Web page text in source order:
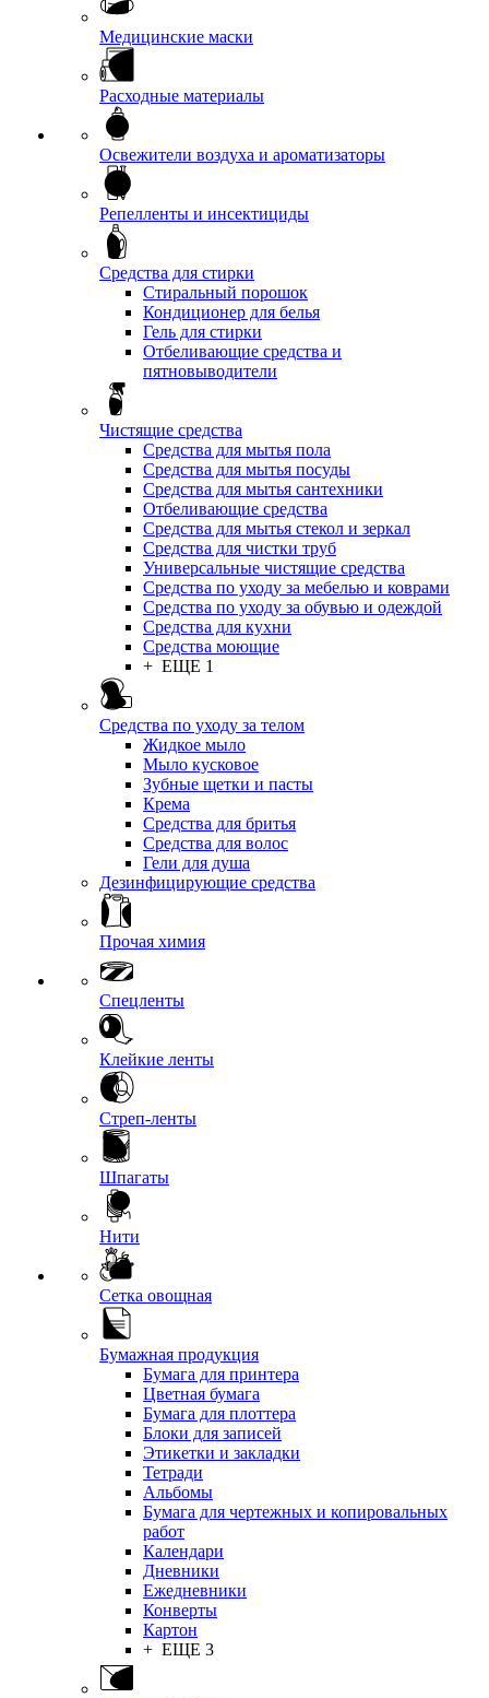
Медицинские маски
Расходные материалы
Освежители воздуха и ароматизаторы
Репелленты и инсектициды
Средства для стирки
Стиральный порошок
Кондиционер для белья
Гель для стирки
Отбеливающие средства и
пятновыводители
Чистящие средства
Средства для мытья пола
Средства для мытья посуды
Средства для мытья сантехники
Отбеливающие средства
Средства для мытья стекол и зеркал
Средства для чистки труб
Универсальные чистящие средства
Средства по уходу за мебелью и коврами
Средства по уходу за обувью и одеждой
Средства для кухни
Средства моющие
+ ЕЩЕ 1
Средства по уходу за телом
Жидкое мыло
Мыло кусковое
Зубные щетки и пасты
Крема
Средства для бритья
Средства для волос
Гели для душа
Дезинфицирующие средства
Прочая химия
Спецленты
Клейкие ленты
Стреп-ленты
Шпагаты
Нити
Сетка овощная
Бумажная продукция
Бумага для принтера
Цветная бумага
Бумага для плоттера
Блоки для записей
Этикетки и закладки
Тетради
Альбомы
Бумага для чертежных и копировальных
работ
Календари
Дневники
Ежедневники
Конверты
Картон
+ ЕЩЕ 3